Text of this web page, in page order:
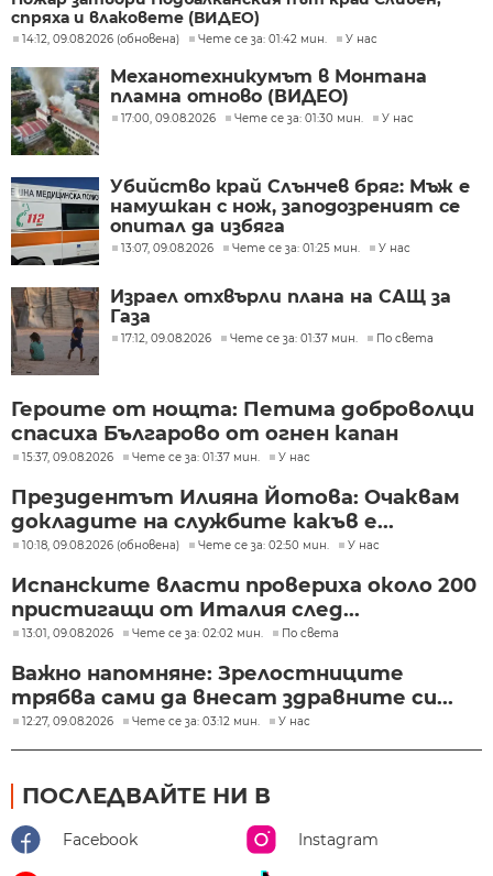
спряха и влаковете (ВИДЕО)
14:12, 09.08.2026 (обновена) Чете се за: 01:42 мин. У нас
Механотехникумът в Монтана
пламна отново (ВИДЕО)
17:00, 09.08.2026 Чете се за: 01:30 мин. У нас
Убийство край Слънчев бряг: Мъж е
намушкан с нож, заподозреният се
опитал да избяга
13:07, 09.08.2026 Чете се за: 01:25 мин. У нас
Израел отхвърли плана на САЩ за
Газа
17:12, 09.08.2026 Чете се за: 01:37 мин. По света
Героите от нощта: Петима доброволци
спасиха Българово от огнен капан
15:37, 09.08.2026 Чете се за: 01:37 мин. У нас
Президентът Илияна Йотова: Очаквам
докладите на службите какъв е...
10:18, 09.08.2026 (обновена) Чете се за: 02:50 мин. У нас
Испанските власти провериха около 200
пристигащи от Италия след...
13:01, 09.08.2026 Чете се за: 02:02 мин. По света
Важно напомняне: Зрелостниците
трябва сами да внесат здравните си...
12:27, 09.08.2026 Чете се за: 03:12 мин. У нас
ПОСЛЕДВАЙТЕ НИ В
Facebook Instagram